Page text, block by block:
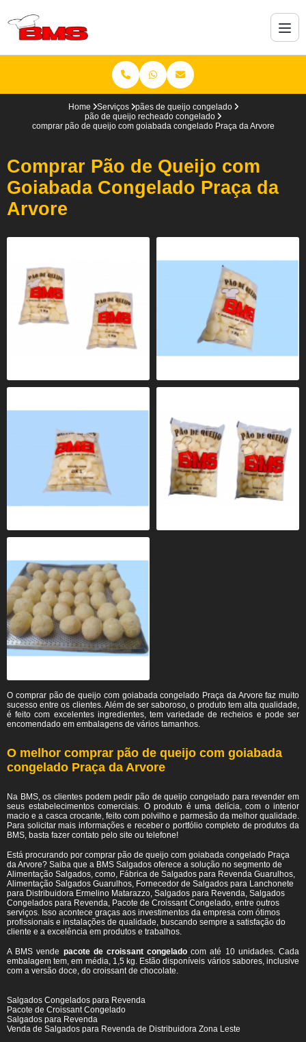
Home Serviços
pães de queijo congelado
pão de queijo recheado congelado
comprar pão de queijo com goiabada congelado Praça da Arvore
Comprar Pão de Queijo com
Goiabada Congelado Praça da
Arvore
O comprar pão de queijo com goiabada congelado Praça da Arvore faz muito
sucesso entre os clientes. Além de ser saboroso, o produto tem alta qualidade,
é feito com excelentes ingredientes, tem variedade de recheios e pode ser
encomendado em embalagens de vários tamanhos.
O melhor comprar pão de queijo com goiabada
congelado Praça da Arvore
Na BMS, os clientes podem pedir pão de queijo congelado para revender em
seus estabelecimentos comerciais. O produto é uma delícia, com o interior
macio e a casca crocante, feito com polvilho e parmesão da melhor qualidade.
Para solicitar mais informações e receber o portfólio completo de produtos da
BMS, basta fazer contato pelo site ou telefone!
Está procurando por comprar pão de queijo com goiabada congelado Praça
da Arvore? Saiba que a BMS Salgados oferece a solução no segmento de
Alimentação Salgados, como, Fábrica de Salgados para Revenda Guarulhos,
Alimentação Salgados Guarulhos, Fornecedor de Salgados para Lanchonete
para Distribuidora Ermelino Matarazzo, Salgados para Revenda, Salgados
Congelados para Revenda, Pacote de Croissant Congelado, entre outros
serviços. Isso acontece graças aos investimentos da empresa com ótimos
profissionais e instalações de qualidade, buscando sempre a satisfação do
cliente e a excelência em produtos e trabalhos.
A BMS vende pacote de croissant congelado com até 10 unidades. Cada
embalagem tem, em média, 1,5 kg. Estão disponíveis vários sabores, inclusive
com a versão doce, do croissant de chocolate.
Salgados Congelados para Revenda
Pacote de Croissant Congelado
Salgados para Revenda
Venda de Salgados para Revenda de Distribuidora Zona Leste